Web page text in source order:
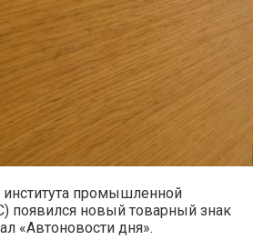
промышленной
появился новый товарный знак
«Автоновости дня».